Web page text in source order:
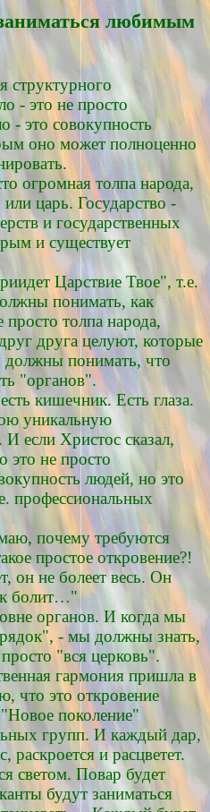
любимым
структурного
- это не просто
- это совокупность
оно может полноценно
огромная толпа народа,
царь. Государство -
и государственных
и существует
Царствие Твое", т.е.
понимать, как
просто толпа народа,
друга целуют, которые
понимать, что
"органов".
кишечник. Есть глаза.
уникальную
если Христос сказал,
это не просто
людей, но это
профессиональных
почему требуются
простое откровение?!
он не болеет весь. Он
болит…"
органов. И когда мы
- мы должны знать,
"вся церковь".
гармония пришла в
что это откровение
"Новое поколение"
групп. И каждый дар,
и расцветет.
светом. Повар будет
будут заниматься